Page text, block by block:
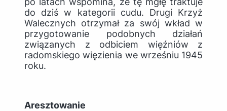
do dziś w kategorii cudu. Drugi Krzyż
Walecznych otrzymał za swój wkład w
przygotowanie podobnych działań
związanych z odbiciem więźniów z
radomskiego więzienia we wrześniu 1945
roku.
Aresztowanie